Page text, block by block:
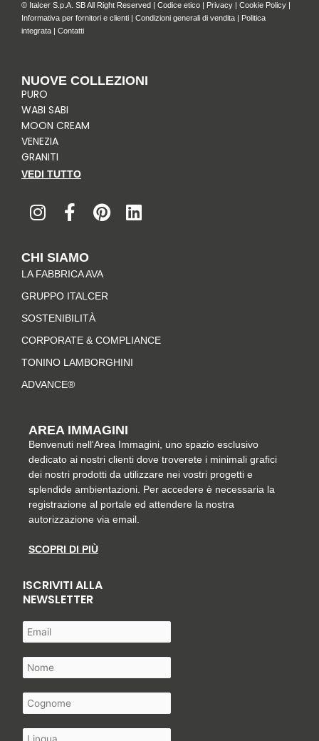
© Italcer S.p.A. SB All Right Reserved | Codice etico | Privacy | Cookie Policy |
Informativa per fornitori e clienti | Condizioni generali di vendita | Politica
integrata | Contatti
NUOVE COLLEZIONI
PURO
WABI SABI
MOON CREAM
VENEZIA
GRANITI
VEDI TUTTO
n
s
a
g
r
a
m
a
c
b
o
o
k
-
f
i
n
r
e
t
i
n
CHI SIAMO
LA FABBRICA AVA
GRUPPO ITALCER
SOSTENIBILITÀ
CORPORATE & COMPLIANCE
TONINO LAMBORGHINI
ADVANCE®
AREA IMMAGINI
Benvenuti nell'Area Immagini, uno spazio esclusivo
dedicato ai nostri clienti dove troverete i minimali grafici
dei nostri prodotti da utilizzare nei vostri progetti e
splendide ambientazioni. Per accedere è necessaria la
registrazione al portale ed attendere la nostra
autorizzazione via email.
SCOPRI DI PIÙ
ISCRIVITI ALLA
NEWSLETTER